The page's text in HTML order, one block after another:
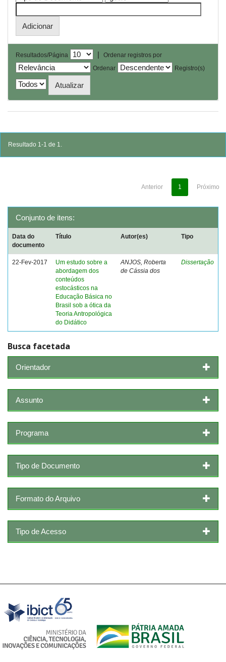
Resultados/Página |
Ordenar registros por
Ordenar
Registro(s)
Resultado 1-1 de 1.
Anterior 1 Próximo
Conjunto de itens:
Data do
documento
Título Autor(es) Tipo
22-Fev-2017
Um estudo sobre a
abordagem dos
conteúdos
estocásticos na
Educação Básica no
Brasil sob a ótica da
Teoria Antropológica
do Didático
ANJOS, Roberta
de Cássia dos
Dissertação
Busca facetada
Orientador
Assunto
Programa
Tipo de Documento
Formato do Arquivo
Tipo de Acesso